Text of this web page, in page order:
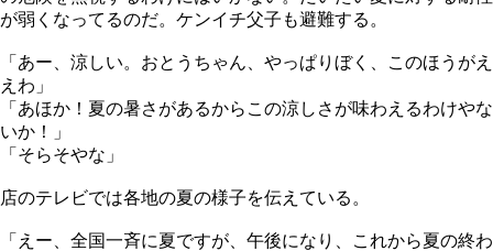
が弱くなってるのだ。ケンイチ父子も避難する。
「あー、涼しい。おとうちゃん、やっぱりぼく、このほうがえ
えわ」
「あほか！夏の暑さがあるからこの涼しさが味わえるわけやな
いか！」
「そらそやな」
店のテレビでは各地の夏の様子を伝えている。
「えー、全国一斉に夏ですが、午後になり、これから夏の終わ